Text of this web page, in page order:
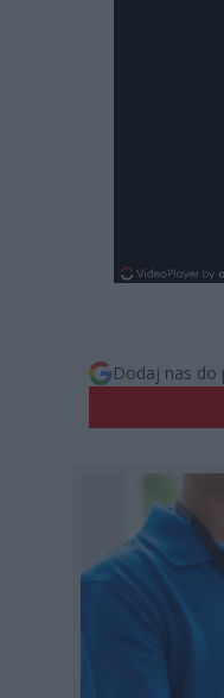
Dodaj nas do